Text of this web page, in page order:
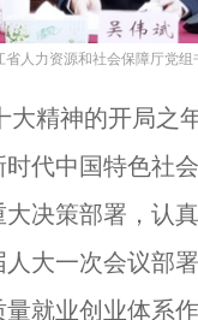
省人力资源和社会保障厅党
神的开局之年
代中国特色社
决策部署，认
大一次会议部
就业创业体系